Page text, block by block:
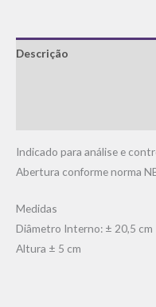
Descrição
Indicado para análise e
Abertura conforme norma
Medidas
Diâmetro Interno: ± 20,5 cm
Altura ± 5 cm